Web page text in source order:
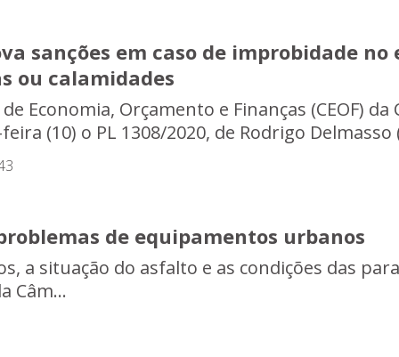
sanções em caso de improbidade
ou calamidades
Economia, Orçamento e Finanças (CEOF)
(10) o PL 1308/2020, de Rodrigo Delmasso
de equipamentos urbanos
a situação do asfalto e as condições das
Câm...